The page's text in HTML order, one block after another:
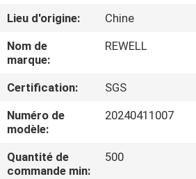
AU
SUJET
DE
NOUS
VISITE
D'USINE
Lieu d'origine:
Chine
Nom de
marque:
REWELL
Certification:
SGS
Numéro de
modèle:
20240411007
Quantité de
commande min:
500